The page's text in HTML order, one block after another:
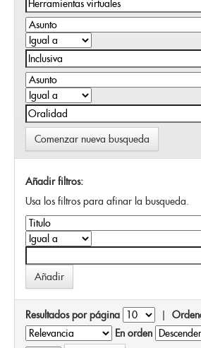
Comenzar nueva busqueda
Añadir filtros:
Usa los filtros para afinar la busqueda.
Resultados por página |
En orden